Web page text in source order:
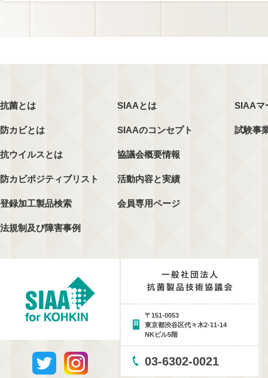
抗菌とは
防カビとは
抗ウイルスとは
防カビポジティブリスト
登録加工製品検索
法規制及び障害事例
SIAAとは
SIAAのコンセプト
協議会概要情報
活動内容と実績
会員専用ページ
SIAAマ
試験事
〒151-0053
東京都渋谷区代々木2-11-14
NKビル5階
03-6302-0021